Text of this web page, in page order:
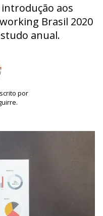
aos
Brasil 2020
anual.
por